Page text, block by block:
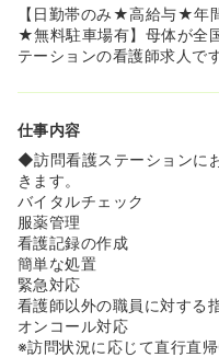
◆サポートが手厚く、1
ただけます。
◆働く看護師さんは子育
◆男性、女性問わず産育
す！
男性でも1週間の育休の
子様がいらっしゃり、子
≪離職率の低いステーシ
◆入職後のミスマッチを
おります。施設や働き方
けます。
そのため、全国の施設全
低くなっているそうです
【日勤帯のみ★高給与★
★無料駐車場有】母体が全
テーションの看護師求人で
仕事内容
◆訪問看護ステーションに
きます。
バイタルチェック
服薬管理
看護記録の作成
簡単な処置
緊急対応
看護師以外の職員に対する
オンコール対応
※訪問状況に応じて直行直